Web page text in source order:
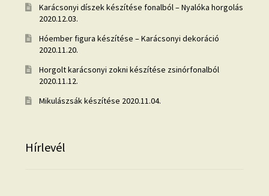
Karácsonyi díszek készítése fonalból – Nyalóka horgolás
2020.12.03.
Hóember figura készítése – Karácsonyi dekoráció
2020.11.20.
Horgolt karácsonyi zokni készítése zsinórfonalból
2020.11.12.
Mikulászsák készítése 2020.11.04.
Hírlevél